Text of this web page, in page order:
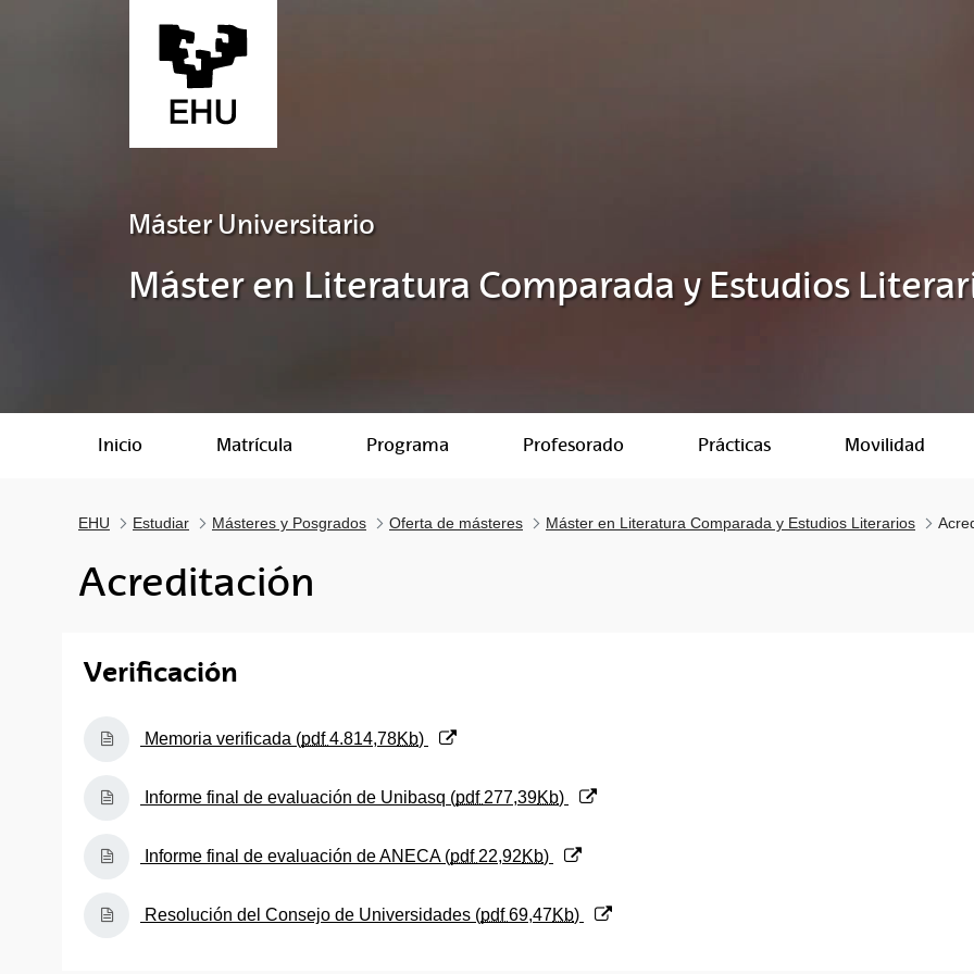
Máster Universitario
Máster en Literatura Comparada y Estudios
Inicio Matrícula Programa Profesorado Prácticas Movilidad
EHU Estudiar Másteres y Posgrados Oferta de másteres Máster en Literatura Comparada y Estudios Literarios
Acreditación
Verificación
(Abre una nueva ventana)
Memoria verificada (pdf4.814,78Kb)
(Abre una nueva ventana)
Informe final de evaluación de Unibasq (pdf 277,39Kb)
(Abre una nueva ventana)
Informe final de evaluación de ANECA (pdf 22,92Kb)
(Abre una nueva ventana)
Resolución del Consejo de Universidades (pdf69,47Kb)